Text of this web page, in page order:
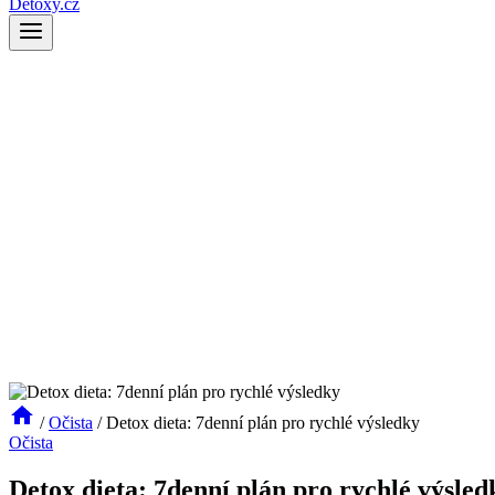
Detoxy.cz
/ Očista / Detox dieta: 7denní plán pro rychlé výsledky
Očista